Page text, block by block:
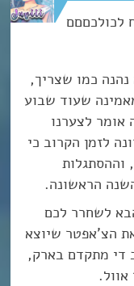
לכולכםםם
כמו שצריך,
שעוד שבוע
אומר לצערנו
לזמן הקרוב כי
וההסתגלות
הראשונה.
לשחרר לכם
הצ’אפטר שיוצא
די מתקדם בארק,